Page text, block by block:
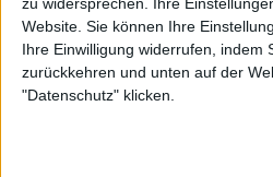
Website. Sie können Ihre
Ihre Einwilligung widerrufen, indem
zurückkehren und unten auf der
"Datenschutz" klicken.